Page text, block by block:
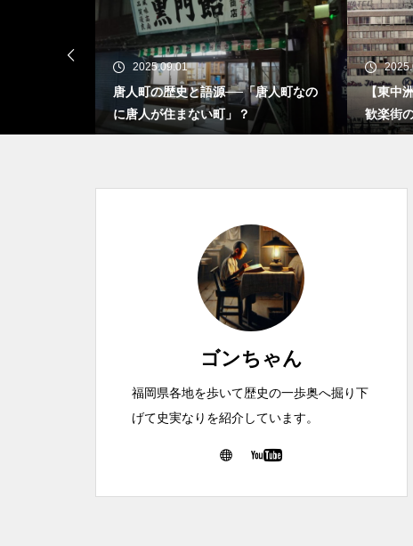
源──「唐人町なの
2025.08.02
【東中洲の歴史】中洲は誰が作った？
歓楽街の誕生と発展の裏側
ゴンちゃん
福岡県各地を歩いて歴史の一歩奥へ掘り下
げて史実なりを紹介しています。